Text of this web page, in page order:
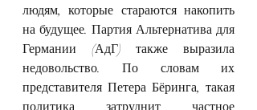
людям, которые стараются накопить
на будущее. Партия Альтернатива для
Германии (АдГ) также выразила
недовольство. По словам их
представителя Петера Бёринга, такая
политика затруднит частное